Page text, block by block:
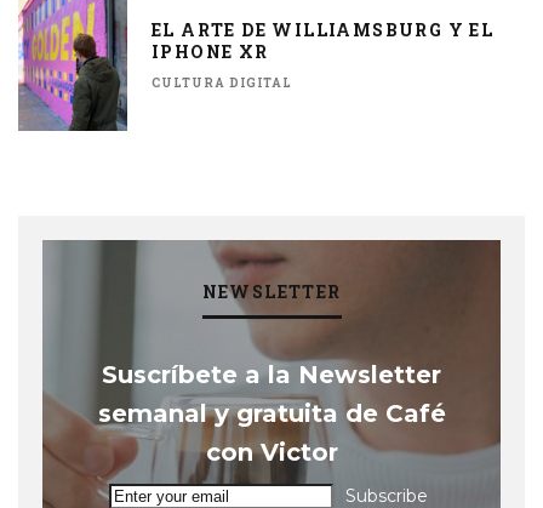
EL ARTE DE WILLIAMSBURG Y EL
IPHONE XR
CULTURA DIGITAL
NEWSLETTER
Suscríbete a la Newsletter
semanal y gratuita de Café
con Victor
Subscribe